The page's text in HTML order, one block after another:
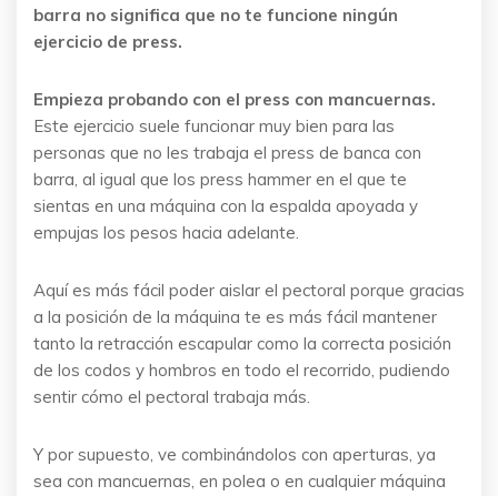
barra no significa que no te funcione ningún
ejercicio de press.
Empieza probando con el press con mancuernas.
Este ejercicio suele funcionar muy bien para las
personas que no les trabaja el press de banca con
barra, al igual que los press hammer en el que te
sientas en una máquina con la espalda apoyada y
empujas los pesos hacia adelante.
Aquí es más fácil poder aislar el pectoral porque gracias
a la posición de la máquina te es más fácil mantener
tanto la retracción escapular como la correcta posición
de los codos y hombros en todo el recorrido, pudiendo
sentir cómo el pectoral trabaja más.
Y por supuesto, ve combinándolos con aperturas, ya
sea con mancuernas, en polea o en cualquier máquina